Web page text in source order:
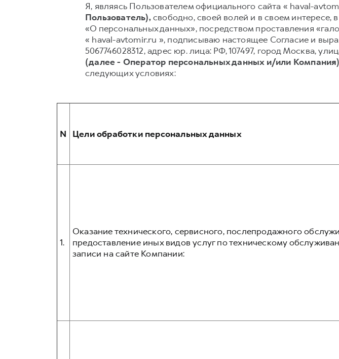
Я, являясь Пользователем официального сайта « haval-
Пользователь),свободно, своей волей и в своем интересе,
«О персональных данных», посредством проставления
« haval-avtomir.ru », подписываю настоящее Согласие и
5067746028312, адрес юр. лица: РФ, 107497, город Москва,
(далее - Оператор персональных данных и/или Компания)
следующих условиях:
N Цели обработки персональных данных
1.
Оказание технического, сервисного, послепродажного
предоставление иных видов услуг по техническому
записи на сайте Компании: